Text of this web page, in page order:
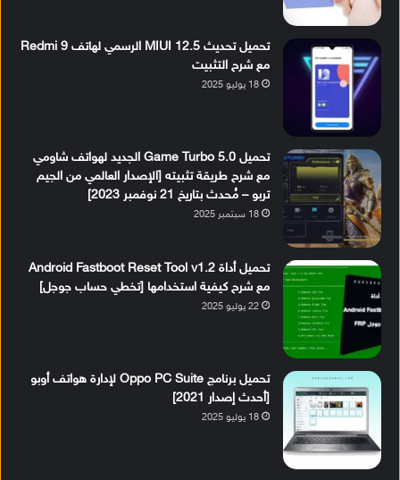
تحميل تحديث MIUI 12.5 الرسمي لهاتف Redmi 9
مع شرح التثبيت
18 يوليو 2025
تحميل Game Turbo 5.0 الجديد لهواتف شاومي
مع شرح طريقة تثبيته [الإصدار العالمي من الجيم
تربو – مُحدث بتاريخ 21 نوفمبر 2023]
18 سبتمبر 2025
تحميل أداة Android Fastboot Reset Tool v1.2
مع شرح كيفية استخدامها [تخطي حساب جوجل]
22 يوليو 2025
تحميل برنامج Oppo PC Suite لإدارة هواتف أوبو
[أحدث إصدار 2021]
18 يوليو 2025